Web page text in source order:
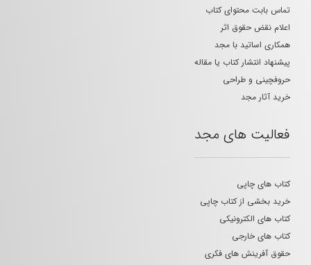
تماس بابت محتوای کتاب
اعلام نقض حقوق اثر
همکاری اساتید با مجد
پیشنهاد انتشار کتاب یا مقاله
حروفچینی و طراحی
خرید آثار مجد
فعالیت های مجد
کتاب های چاپی
خرید بخشی از کتاب چاپی
کتاب های الکترونیکی
کتاب های خارجی
حقوق آفرینش های فکری